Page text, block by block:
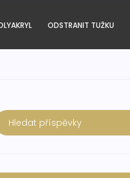
ODSTRANIT TUŽKU